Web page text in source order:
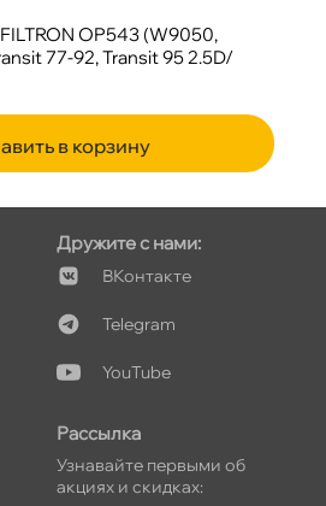
OP543 (W9050,
77-92, Transit 95 2.5D/
в корзину
Дружите с нами:
Контакте
Telegram
YouTube
Рассылка
Узнавайте первыми о
акциях и скидках: